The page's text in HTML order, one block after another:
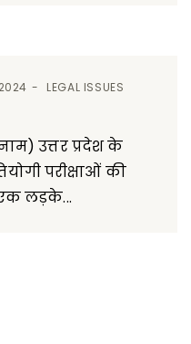
LEGAL ISSUES
नाम) उत्तर प्रदेश के
परीक्षाओं की
लड़के...